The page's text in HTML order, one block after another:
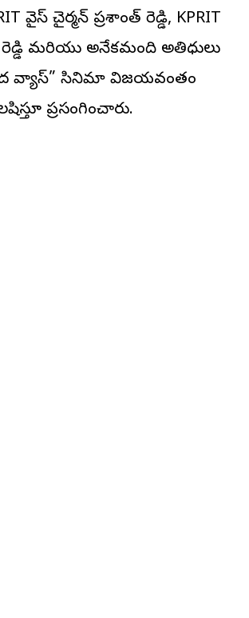
వైస్ చైర్మన్ ప్రశాంత్ రెడ్డి, KPRIT
రెడ్డి మరియు అనేకమంది అతిధులు
వ్యాస్” సినిమా విజయవంతం
ప్రసంగించారు.